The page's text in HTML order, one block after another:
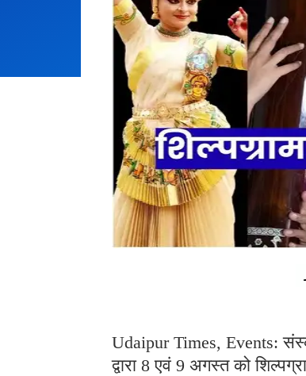
Udaipur Times, Events:
द्वारा 8 एवं 9 अगस्त को